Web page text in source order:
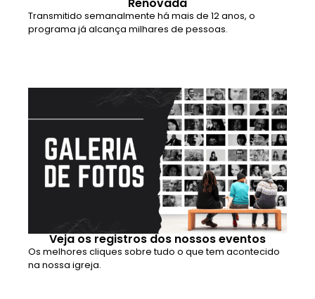
Transmitido semanalmente há mais de 12 anos, o
programa já alcança milhares de pessoas.
Veja os registros dos nossos eventos
Os melhores cliques sobre tudo o que tem acontecido
na nossa igreja.